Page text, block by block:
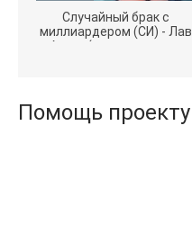
Случайный брак с
миллиардером (СИ) - Лав
Агата (полная версия
Помощь проекту